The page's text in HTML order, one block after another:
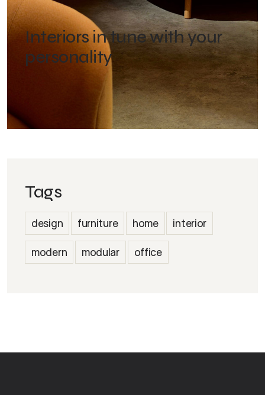
Interiors in tune with your
personality
Tags
design furniture home interior
modern modular office